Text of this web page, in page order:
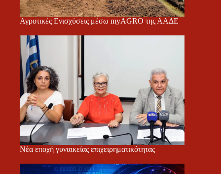
Αγροτικές Ενισχύσεις μέσω myAGRO της ΑΑΔΕ
Νέα εποχή γυναικείας επιχειρηματικότητας